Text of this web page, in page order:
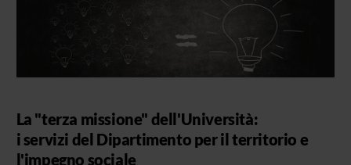
La "terza missione" dell'Università:
i servizi del Dipartimento per il territorio e
l'impegno sociale